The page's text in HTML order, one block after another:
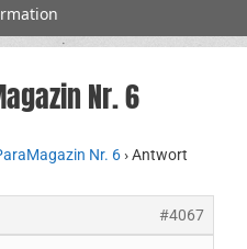
Nr. 6
Nr. 6›Antwort
#4067